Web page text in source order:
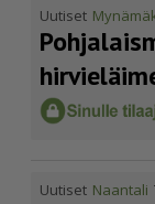
Uutiset
Uutiset Naantali